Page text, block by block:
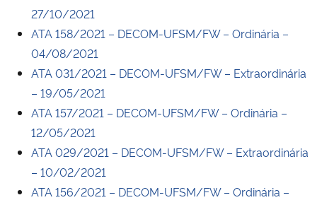
27/10/2021
ATA 158/2021 – DECOM-UFSM/FW – Ordinária –
04/08/2021
ATA 031/2021 – DECOM-UFSM/FW – Extraordinária
– 19/05/2021
ATA 157/2021 – DECOM-UFSM/FW – Ordinária –
12/05/2021
ATA 029/2021 – DECOM-UFSM/FW – Extraordinária
– 10/02/2021
ATA 156/2021 – DECOM-UFSM/FW – Ordinária –